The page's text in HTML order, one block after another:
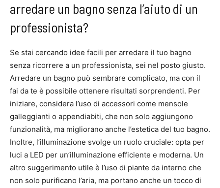
arredare un bagno senza l’aiuto di un
professionista?
Se stai cercando idee facili per arredare il tuo bagno
senza ricorrere a un professionista, sei nel posto giusto.
Arredare un bagno può sembrare complicato, ma con il
fai da te è possibile ottenere risultati sorprendenti. Per
iniziare, considera l’uso di accessori come mensole
galleggianti o appendiabiti, che non solo aggiungono
funzionalità, ma migliorano anche l’estetica del tuo bagno.
Inoltre, l’illuminazione svolge un ruolo cruciale: opta per
luci a LED per un’illuminazione efficiente e moderna. Un
altro suggerimento utile è l’uso di piante da interno che
non solo purificano l’aria, ma portano anche un tocco di